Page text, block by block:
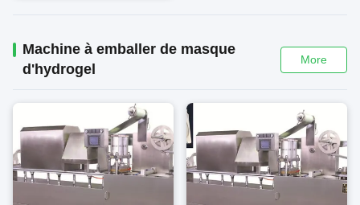
Machine à emballer de masque
d'hydrogel
More